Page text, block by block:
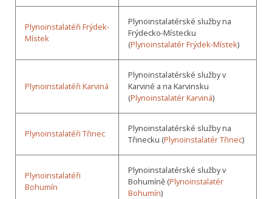
Plynoinstalatéři Frýdek-
Místek
Plynoinstalatérské služby na
Frýdecko-Místecku
(Plynoinstalatér Frýdek-Místek)
Plynoinstalatéři Karviná
Plynoinstalatérské služby v
Karviné a na Karvinsku
(Plynoinstalatér Karviná)
Plynoinstalatéři Třinec
Plynoinstalatérské služby na
Třinecku (Plynoinstalatér Třinec)
Plynoinstalatéři
Bohumín
Plynoinstalatérské služby v
Bohumíně (Plynoinstalatér
Bohumín)